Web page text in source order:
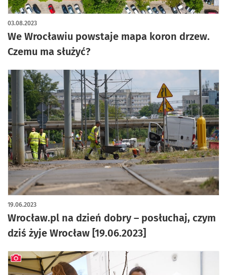
We Wrocławiu powstaje mapa koron drzew.
Czemu ma służyć?
03.08.2023
artykuł z galerią zdjęć
Wrocław.pl na dzień dobry – posłuchaj, czym
dziś żyje Wrocław [19.06.2023]
19.06.2023